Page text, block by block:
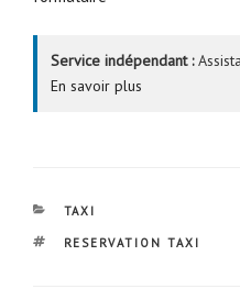
Service indépendant :
En savoir plus
CATÉGORIES
TAXI
ÉTIQUETTES
RESERVATION TAXI